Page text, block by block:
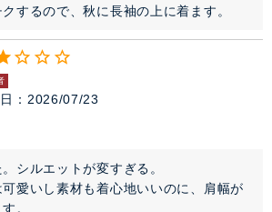
するので、秋に長袖の上に着ます。
2026/07/23
シルエットが変すぎる。
愛いし素材も着心地いいのに、肩幅が
。